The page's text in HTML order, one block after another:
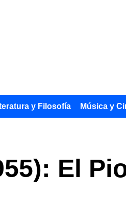
y Filosofía Música y
El